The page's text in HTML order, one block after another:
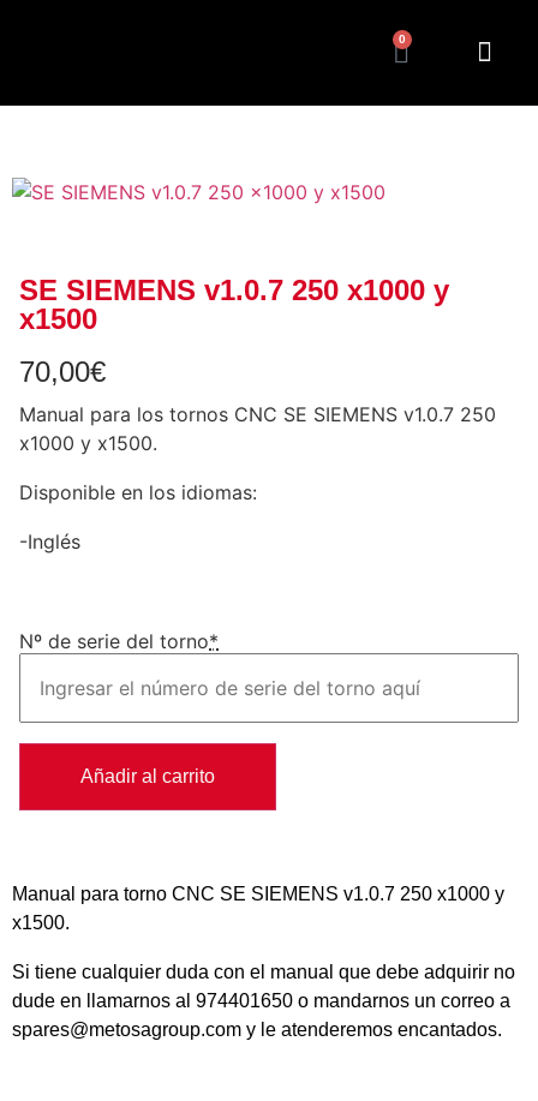
0
SE SIEMENS v1.0.7 250 x1000 y
x1500
70,00€
Manual para los tornos CNC SE SIEMENS v1.0.7 250
x1000 y x1500.
Disponible en los idiomas:
-Inglés
Nº de serie del torno*
Añadir al carrito
Manual para torno CNC SE SIEMENS v1.0.7 250 x1000 y
x1500.
Si tiene cualquier duda con el manual que debe adquirir no
dude en llamarnos al 974401650 o mandarnos un correo a
spares@metosagroup.com y le atenderemos encantados.